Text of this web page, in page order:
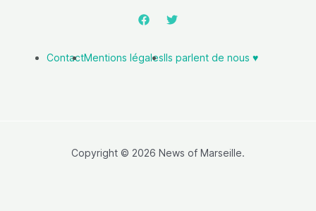
ContactMentions légales Ils parlent de nous ♥️
Copyright © 2026 News of Marseille.